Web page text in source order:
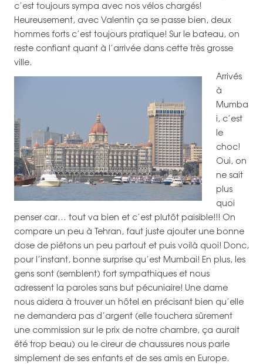
c’est toujours sympa avec nos vélos chargés!
Heureusement, avec Valentin ça se passe bien, deux
hommes forts c’est toujours pratique! Sur le bateau, on
reste confiant quant à l’arrivée dans cette très grosse
ville.
Arrivés
à
Mumba
i, c’est
le
choc!
Oui, on
ne sait
plus
quoi
penser car… tout va bien et c’est plutôt paisible!!! On
compare un peu à Tehran, faut juste ajouter une bonne
dose de piétons un peu partout et puis voilà quoi! Donc,
pour l’instant, bonne surprise qu’est Mumbai! En plus, les
gens sont (semblent) fort sympathiques et nous
adressent la paroles sans but pécuniaire! Une dame
nous aidera à trouver un hôtel en précisant bien qu’elle
ne demandera pas d’argent (elle touchera sûrement
une commission sur le prix de notre chambre, ça aurait
été trop beau) ou le cireur de chaussures nous parle
simplement de ses enfants et de ses amis en Europe.